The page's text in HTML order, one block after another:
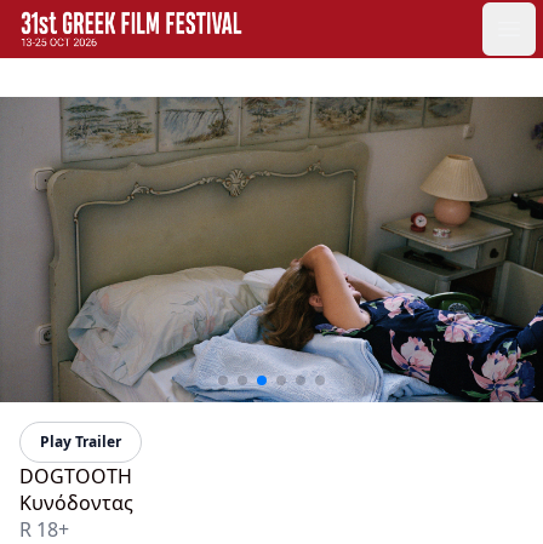
GFF
Greek Film Festival:
Play Trailer
DOGTOOTH
Κυνόδοντας
R 18+